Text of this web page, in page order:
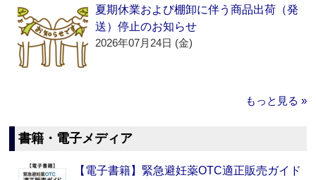
夏期休業および棚卸に伴う商品出荷（発
送）停止のお知らせ
2026年07月24日 (金)
もっと見る »
書籍・電子メディア
【電子書籍】緊急避妊薬OTC適正販売ガイド